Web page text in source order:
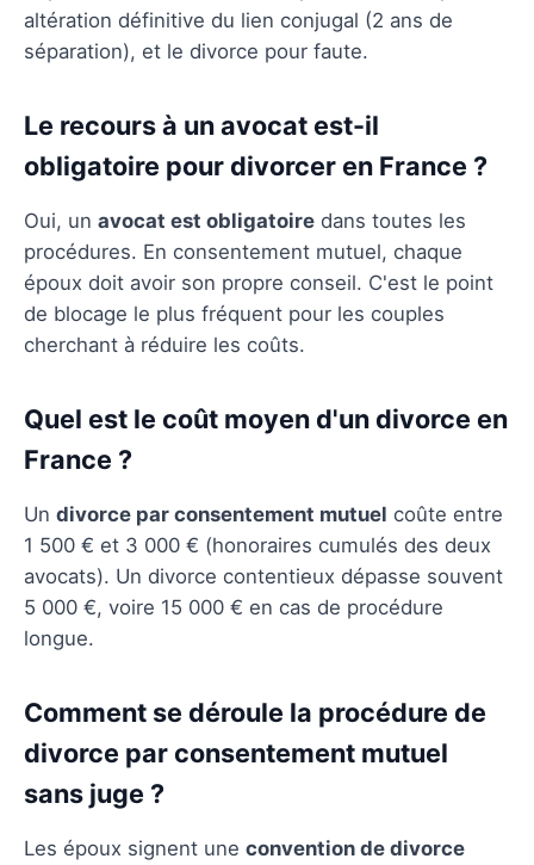
altération définitive du lien conjugal (2 ans de
séparation), et le divorce pour faute.
Le recours à un avocat est-il
obligatoire pour divorcer en France ?
Oui, un avocat est obligatoire dans toutes les
procédures. En consentement mutuel, chaque
époux doit avoir son propre conseil. C'est le point
de blocage le plus fréquent pour les couples
cherchant à réduire les coûts.
Quel est le coût moyen d'un divorce en
France ?
Un divorce par consentement mutuel coûte entre
1 500 € et 3 000 € (honoraires cumulés des deux
avocats). Un divorce contentieux dépasse souvent
5 000 €, voire 15 000 € en cas de procédure
longue.
Comment se déroule la procédure de
divorce par consentement mutuel
sans juge ?
Les époux signent une convention de divorce